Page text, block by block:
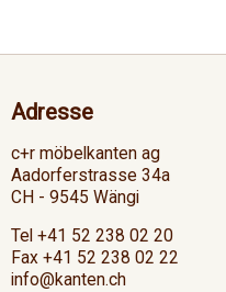
Adresse
c+r möbelkanten ag
Aadorferstrasse 34a
CH - 9545 Wängi
Tel +41 52 238 02 20
Fax +41 52 238 02 22
info@kanten.ch